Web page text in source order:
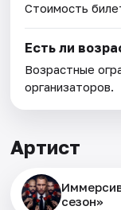
Стоимость
Есть ли
Возрастные
организаторов.
Артист
сезон»